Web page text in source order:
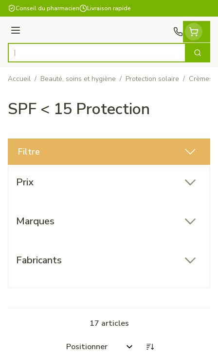
Aller au contenu
Conseil du pharmacien Livraison rapide
Menu
Rechercher
Accueil / Beauté, soins et hygiène / Protection solaire / Crèmes
SPF < 15 Protection
Filtre
Prix
Marques
Fabricants
17 articles
Trier par: